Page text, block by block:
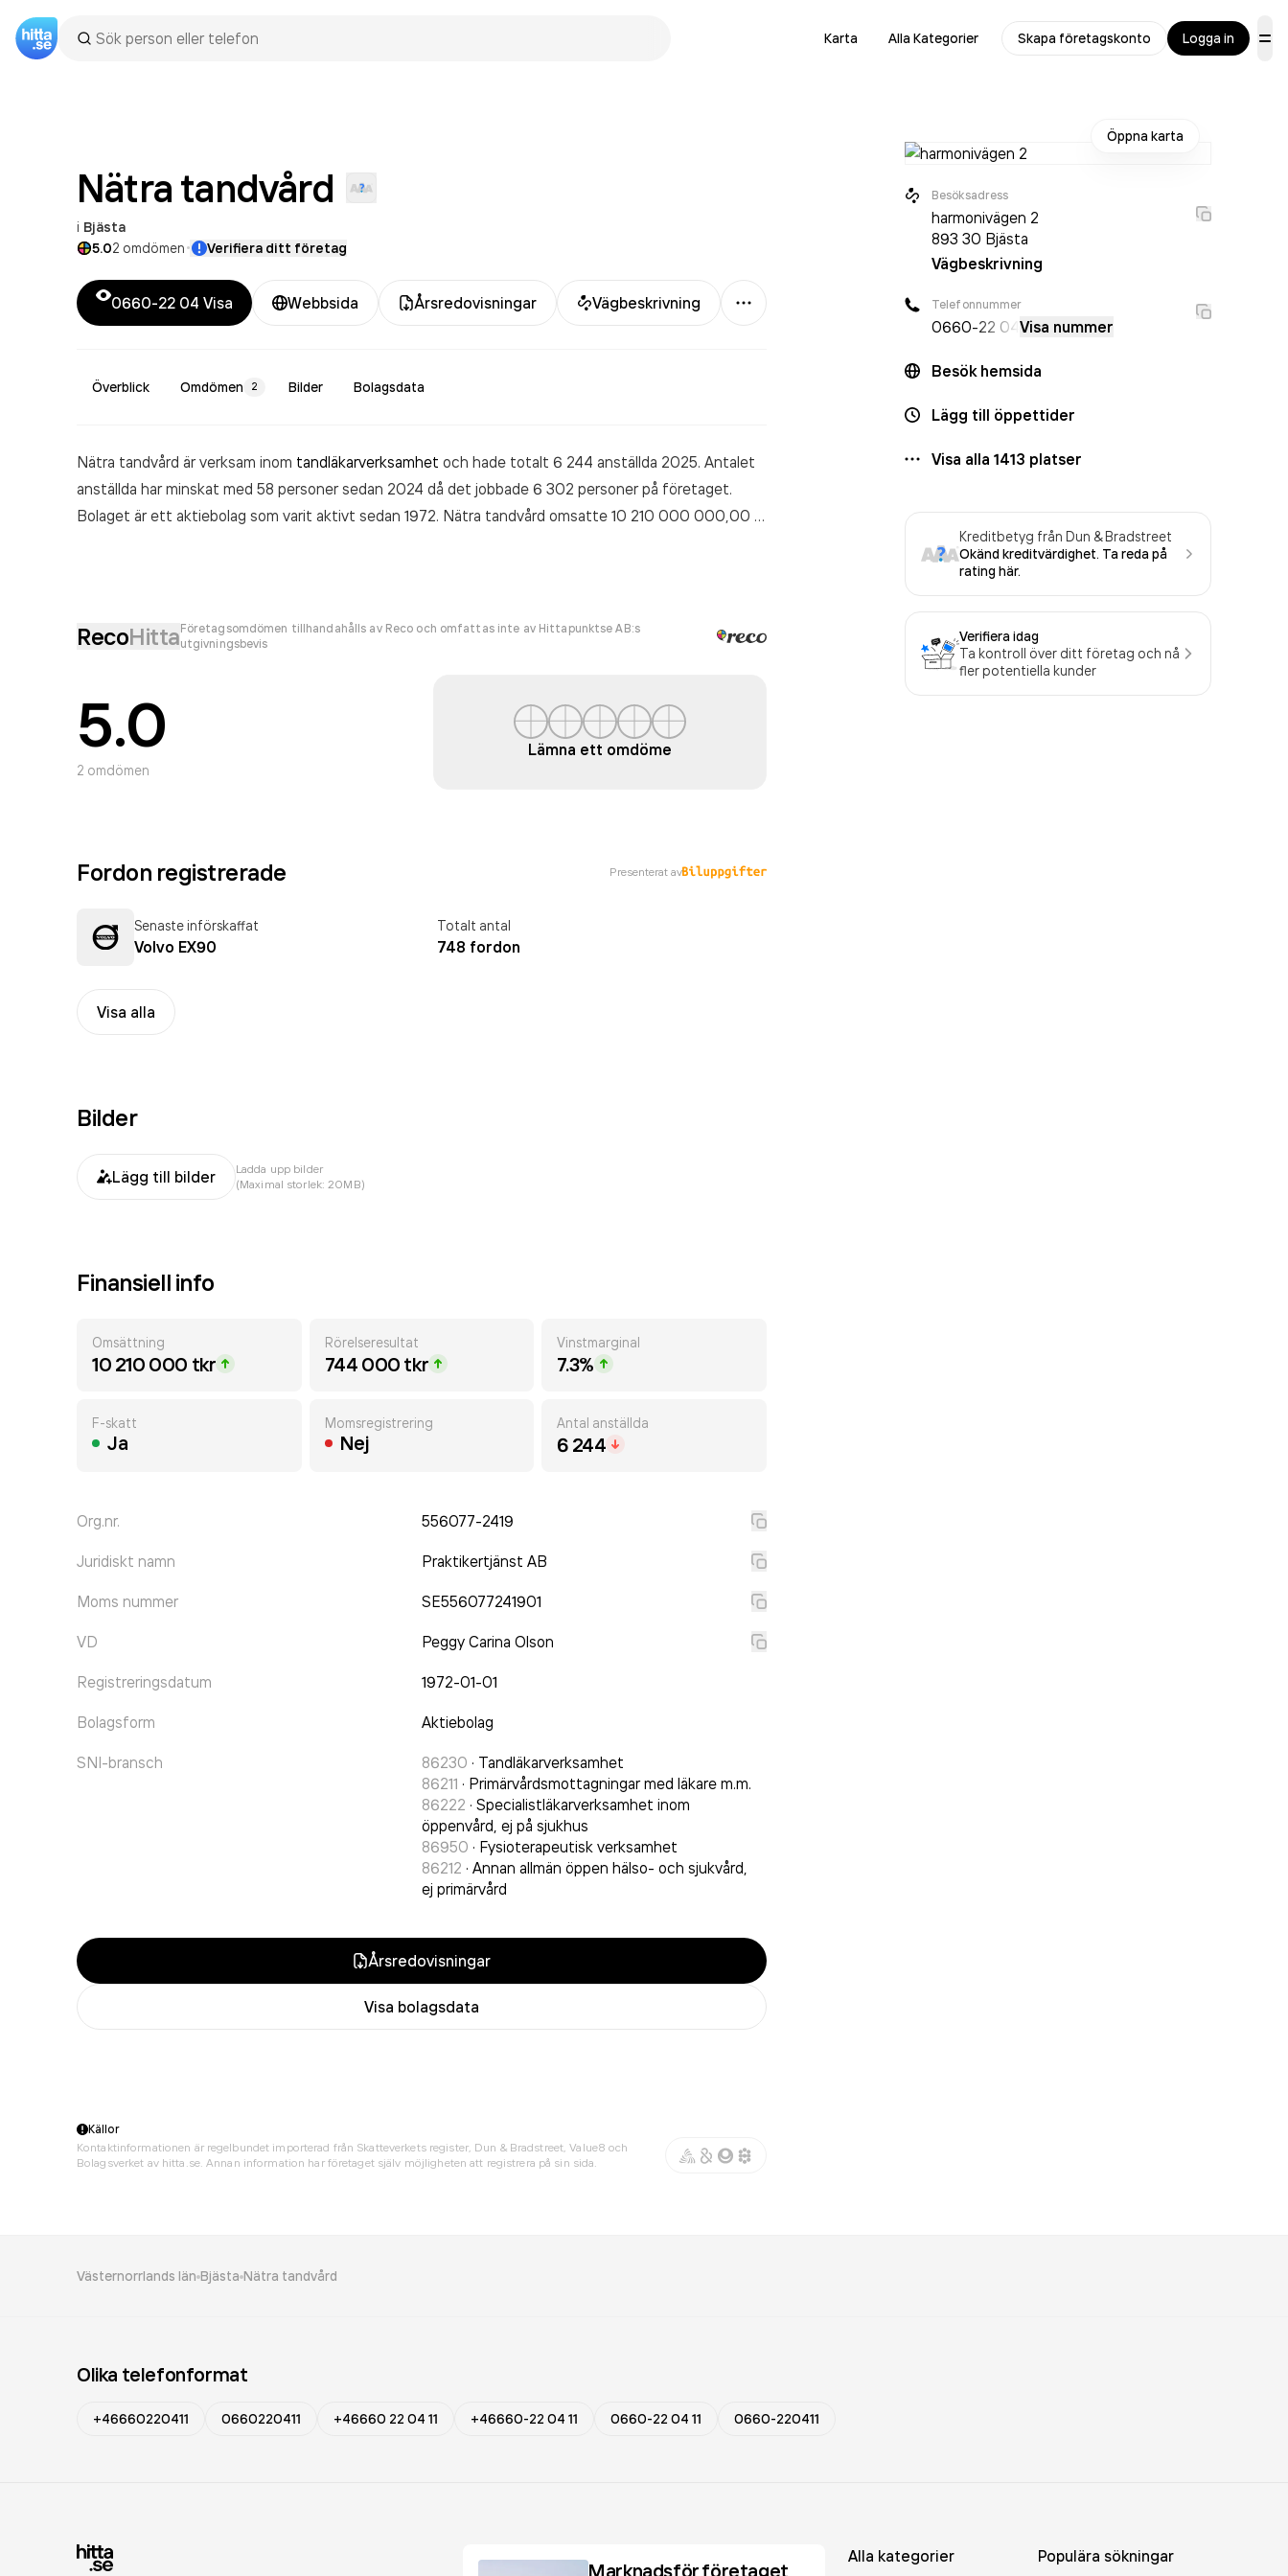
Karta Alla Kategorier Skapa företagskonto Logga in
Nätra tandvård
i Bjästa
5.02 omdömen· Verifiera ditt företag
0660-22 04 Visa Webbsida Årsredovisningar Vägbeskrivning
Mer
Överblick Omdömen 2 Bilder Bolagsdata
Nätra tandvård är verksam inom tandläkarverksamhet och hade totalt 6 244 anställda 2025. Antalet
anställda har minskat med 58 personer sedan 2024 då det jobbade 6 302 personer på företaget.
Bolaget är ett aktiebolag som varit aktivt sedan 1972. Nätra tandvård omsatte 10 210 000 000,00 kr
RecoHittaFöretagsomdömen tillhandahålls av Reco och omfattas inte av Hittapunktse AB:s
utgivningsbevis
5.0
2 omdömen
Lämna ett omdöme
Fordon registrerade Presenterat av
Senaste införskaffat
Volvo EX90
Totalt antal
748 fordon
Visa alla
Bilder
Lägg till bilder
Ladda upp bilder
(Maximal storlek: 20MB)
Finansiell info
Omsättning
10 210 000 tkr
Rörelseresultat
744 000 tkr
Vinstmarginal
7.3%
F-skatt
Ja
Momsregistrering
Nej
Antal anställda
6 244
Org.nr. 556077-2419
Juridiskt namn Praktikertjänst AB
Moms nummer SE556077241901
VD Peggy Carina Olson
Registreringsdatum 1972-01-01
Bolagsform Aktiebolag
SNI-bransch 86230 · Tandläkarverksamhet
86211 · Primärvårdsmottagningar med läkare m.m.
86222 · Specialistläkarverksamhet inom
öppenvård, ej på sjukhus
86950 · Fysioterapeutisk verksamhet
86212 · Annan allmän öppen hälso- och sjukvård,
ej primärvård
Årsredovisningar
Visa bolagsdata
Öppna karta
Besöksadress
harmonivägen 2
893 30 Bjästa
Vägbeskrivning
Telefonnummer
0660-22 04 Visa nummer
Besök hemsida
Lägg till öppettider
Visa alla 1413 platser
Kreditbetyg från Dun & Bradstreet
Okänd kreditvärdighet. Ta reda på
rating här.
Verifiera idag
Ta kontroll över ditt företag och nå
fler potentiella kunder
Källor
Kontaktinformationen är regelbundet importerad från Skatteverkets register, Dun & Bradstreet, Value8 och
Bolagsverket av hitta.se. Annan information har företaget själv möjligheten att registrera på sin sida.
Västernorrlands län Bjästa Nätra tandvård
Olika telefonformat
+46660220411 0660220411 +46660 22 04 11 +46660-22 04 11 0660-22 04 11 0660-220411
Marknadsför företaget
Alla kategorier Populära sökningar